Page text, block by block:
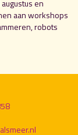
en
aan workshops
robots